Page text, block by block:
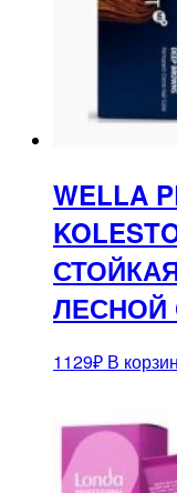
WELLA
ЛЕСНОЙ
1129₽ В